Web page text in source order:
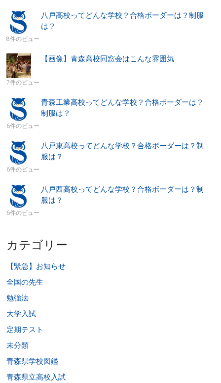
八戸高校ってどんな学校？合格ボーダーは？制服
は？
8件のビュー
【画像】青森高校同窓会はこんな雰囲気
7件のビュー
青森工業高校ってどんな学校？合格ボーダーは？
制服は？
6件のビュー
八戸東高校ってどんな学校？合格ボーダーは？制
服は？
6件のビュー
八戸西高校ってどんな学校？合格ボーダーは？制
服は？
6件のビュー
カテゴリー
【緊急】お知らせ
全国の先生
勉強法
大学入試
定期テスト
未分類
青森県学校図鑑
青森県立高校入試